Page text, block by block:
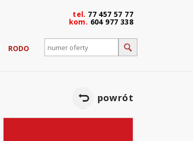
tel. 77 457 57 77
kom. 604 977 338
RODO
powrót